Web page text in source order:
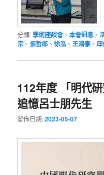
分類:學術座談會、本會訊息 、
宗、張哲郎 、徐泓、王鴻泰、邱
112年度 「明代
追憶呂士朋先生
發佈日期:2023-05-07